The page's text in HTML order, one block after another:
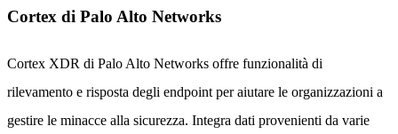
Cortex di Palo Alto Networks
Cortex XDR di Palo Alto Networks offre funzionalità di
rilevamento e risposta degli endpoint per aiutare le organizzazioni a
gestire le minacce alla sicurezza. Integra dati provenienti da varie